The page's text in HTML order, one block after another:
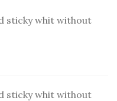
sticky whit without
sticky whit without